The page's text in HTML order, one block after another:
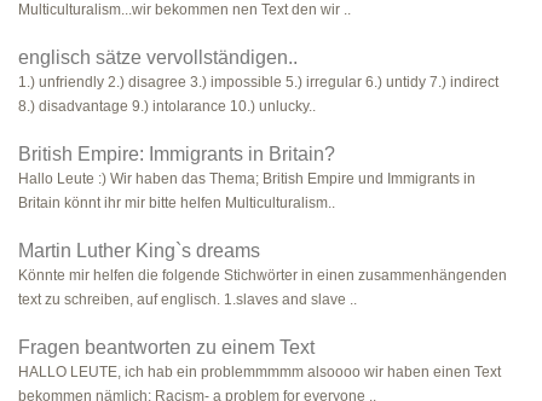
Multiculturalism...wir bekommen nen Text den wir ..
englisch sätze vervollständigen..
1.) unfriendly 2.) disagree 3.) impossible 5.) irregular 6.) untidy 7.) indirect
8.) disadvantage 9.) intolarance 10.) unlucky..
British Empire: Immigrants in Britain?
Hallo Leute :) Wir haben das Thema; British Empire und Immigrants in
Britain könnt ihr mir bitte helfen Multiculturalism..
Martin Luther King`s dreams
Könnte mir helfen die folgende Stichwörter in einen zusammenhängenden
text zu schreiben, auf englisch. 1.slaves and slave ..
Fragen beantworten zu einem Text
HALLO LEUTE, ich hab ein problemmmmm alsoooo wir haben einen Text
bekommen nämlich: Racism- a problem for everyone ..